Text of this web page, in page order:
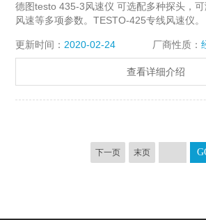
德图testo 435-3风速仪 可选配多种探头，可
风速等多项参数。TESTO-425专线风速仪。
更新时间： 2020-02-24 厂商性质：
查看详细介绍
下一页 末页